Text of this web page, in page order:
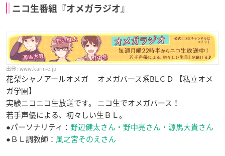
ニコ生番組『オメガラジオ』
www.karin-e.jp
花梨シャノアールオメガ オメガバース系BLＣＤ 【私立オメ
ガ学園】
実験ニコニコ生放送です。 ニコ生でオメガバース！
若手声優による、初々しい生ＢＬ。
●パーソナリティ： 野辺健太さん・野中亮さん・源馬大貴さん
●ＢＬ調教師： 風之宮そのえさん